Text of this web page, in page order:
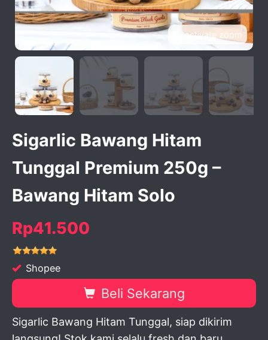
activate zoom
Sigarlic Bawang Hitam
Tunggal Premium 250g –
Bawang Hitam Solo
Rp41.500
Shopee
Beli Sekarang
Sigarlic Bawang Hitam Tunggal, siap dikirim